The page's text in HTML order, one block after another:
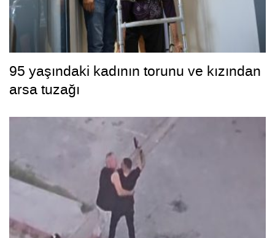
95 yaşındaki kadının torunu ve kızından
arsa tuzağı